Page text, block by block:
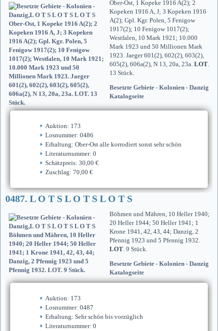
Ober-Ost, 1 Kopeke 1916 A(2); 2
Kopeken 1916 A, J; 3 Kopeken 1916
A(2); Gpl. Kgr. Polen, 5 Fenigow
1917(2); 10 Fenigow 1017(2);
Westfalen, 10 Mark 1921; 10.000
Mark 1923 und 50 Millionen Mark
1923. Jaeger 601(2), 602(2), 603(2),
605(2), 606a(2), N 13, 20a, 23a. LOT.
13 Stück.
Besetzte Gebiete - Kolonien - Danzig
Katalogseite
Auktion: 173
Losnummer: 0486
Erhaltung: Ober-Ost alle korrodiert sonst sehr schön
Literaturnummer: 0
Schätzpreis: 30,00 €
Zuschlag: 70,00 €
0487. L O T S L O T S L O T S
Böhmen und Mähren, 10 Heller 1940;
20 Heller 1944; 50 Heller 1941; 1
Krone 1941, 42, 43, 44; Danzig, 2
Pfennig 1923 und 5 Pfennig 1932.
LOT. 9 Stück.
Besetzte Gebiete - Kolonien - Danzig
Katalogseite
Auktion: 173
Losnummer: 0487
Erhaltung: Sehr schön bis vorzüglich
Literaturnummer: 0